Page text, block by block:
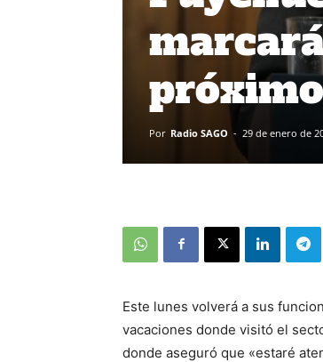
Por Radio SAGO - 29 de enero de
Este lunes volverá a sus
vacaciones donde visitó el
donde aseguró que «estaré